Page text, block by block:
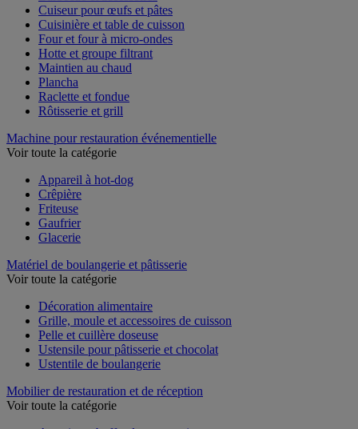
Barbecue et accessoires
Cuiseur pour œufs et pâtes
Cuisinière et table de cuisson
Four et four à micro-ondes
Hotte et groupe filtrant
Maintien au chaud
Plancha
Raclette et fondue
Machine pour restauration événementielle
Appareil à hot-dog
Crêpière
Friteuse
Gaufrier
Matériel de boulangerie et pâtisserie
Décoration alimentaire
Grille, moule et accessoires de cuisson
Pelle et cuillère doseuse
Ustensile pour pâtisserie et chocolat
Mobilier de restauration et de réception